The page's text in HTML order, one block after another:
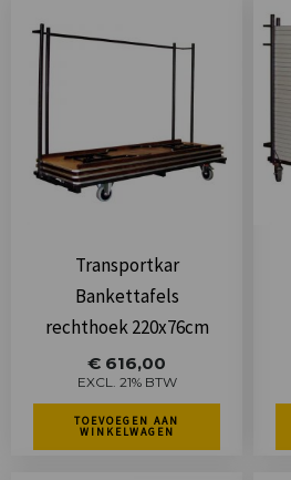
Transportkar
Bankettafels
rechthoek 220x76cm
€ 616,00
EXCL. 21% BTW
TOEVOEGEN AAN
WINKELWAGEN